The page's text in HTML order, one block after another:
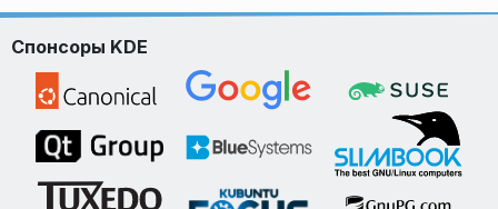
Спонсоры KDE